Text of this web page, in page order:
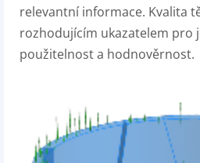
relevantní informace. Kvalita
rozhodujícím ukazatelem pro
použitelnost a hodnověrnost.